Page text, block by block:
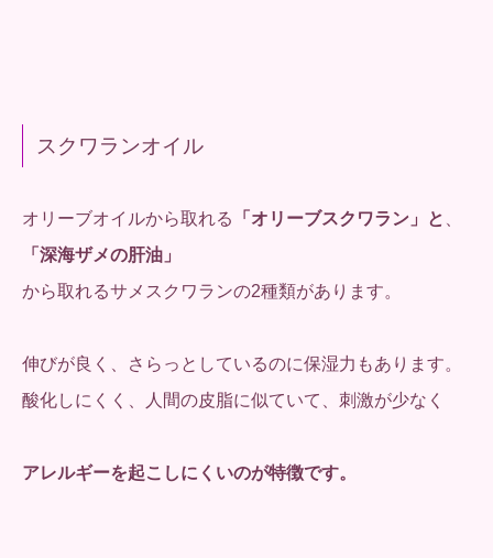
スクワランオイル
オリーブオイルから取れる 「オリーブスクワラン」と
「深海ザメの肝油」
から取れるサメスクワランの2種類があります。
伸びが良く、さらっとしているのに保湿力もあります。
酸化しにくく、人間の皮脂に似ていて、刺激が少なく
アレルギーを起こしにくいのが特徴です。